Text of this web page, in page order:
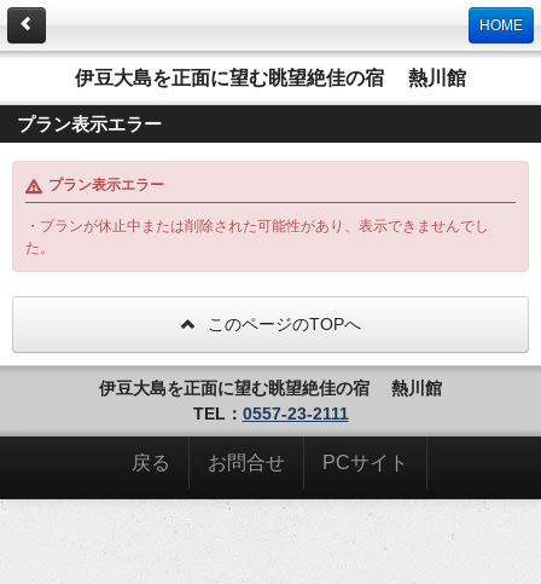
HOME
伊豆大島を正面に望む眺望絶佳の宿 熱川館
プラン表示エラー
プラン表示エラー
・プランが休止中または削除された可能性があり、表示できませんでし
た。
このページのTOPへ
伊豆大島を正面に望む眺望絶佳の宿 熱川館
TEL： 0557-23-2111
戻る お問合せ PCサイト